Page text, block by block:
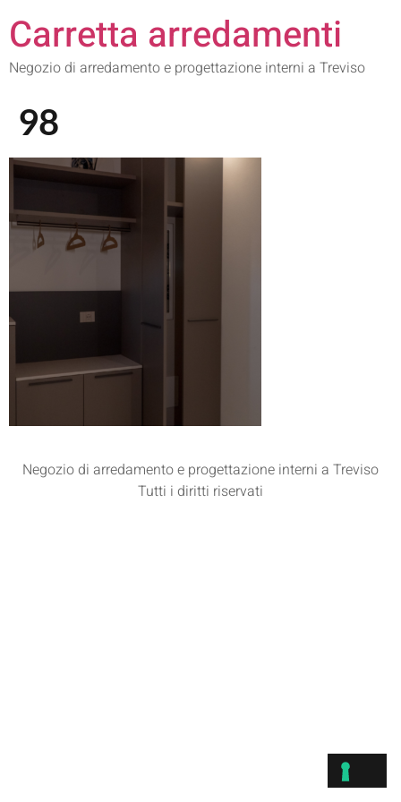
Carretta arredamenti
Negozio di arredamento e progettazione interni a Treviso
98
Negozio di arredamento e progettazione interni a Treviso
Tutti i diritti riservati